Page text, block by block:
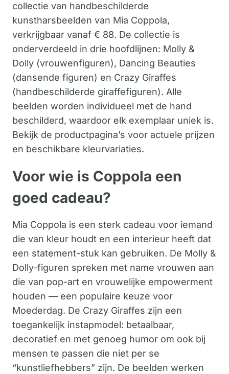
collectie van handbeschilderde
kunstharsbeelden van Mia Coppola,
verkrijgbaar vanaf € 88. De collectie is
onderverdeeld in drie hoofdlijnen: Molly &
Dolly (vrouwenfiguren), Dancing Beauties
(dansende figuren) en Crazy Giraffes
(handbeschilderde giraffefiguren). Alle
beelden worden individueel met de hand
beschilderd, waardoor elk exemplaar uniek is.
Bekijk de productpagina’s voor actuele prijzen
en beschikbare kleurvariaties.
Voor wie is Coppola een
goed cadeau?
Mia Coppola is een sterk cadeau voor iemand
die van kleur houdt en een interieur heeft dat
een statement-stuk kan gebruiken. De Molly &
Dolly-figuren spreken met name vrouwen aan
die van pop-art en vrouwelijke empowerment
houden — een populaire keuze voor
Moederdag. De Crazy Giraffes zijn een
toegankelijk instapmodel: betaalbaar,
decoratief en met genoeg humor om ook bij
mensen te passen die niet per se
“kunstliefhebbers” zijn. De beelden werken